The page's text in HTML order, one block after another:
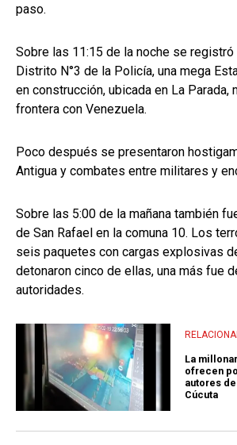
paso.
Sobre las 11:15 de la noche se registró
Distrito N°3 de la Policía, una mega
en construcción, ubicada en La Parada,
frontera con Venezuela.
Poco después se presentaron
Antigua y combates entre militares y
Sobre las 5:00 de la mañana también
de San Rafael en la comuna 10. Los
seis paquetes con cargas explosivas
detonaron cinco de ellas, una más fue
autoridades.
La
ofrecen
autores
Cúcuta